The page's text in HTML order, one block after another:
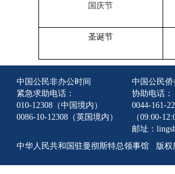
国庆节
圣诞节
中国公民非办公时间
紧急求助电话：
010-12308（中国境内）
0086-10-12308（英国境内）
中国公民
协助电话：
0044-161-
（09:00-
邮址：
中华人民共和国驻曼彻斯特总领事馆 版权